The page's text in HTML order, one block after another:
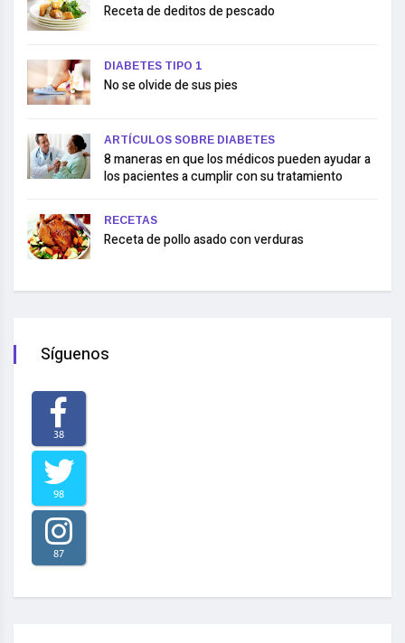
Receta de deditos de pescado
DIABETES TIPO 1
No se olvide de sus pies
ARTÍCULOS SOBRE DIABETES
8 maneras en que los médicos pueden ayudar a
los pacientes a cumplir con su tratamiento
RECETAS
Receta de pollo asado con verduras
Síguenos
38
98
87